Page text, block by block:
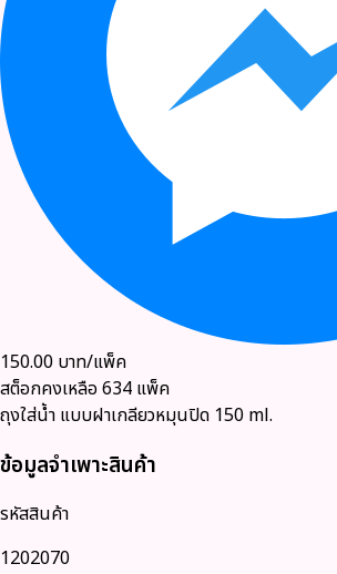
150.00 บาท/แพ็ค
สต็อกคงเหลือ 634 แพ็ค
ถุงใส่น้ำ แบบฝาเกลียวหมุนปิด 150 ml.
ข้อมูลจำเพาะสินค้า
รหัสสินค้า
1202070